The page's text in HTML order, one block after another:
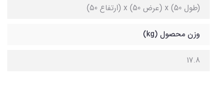
(طول 50) x (عرض 50) x (ارتفاع 50)
وزن محصول (kg)
17.8